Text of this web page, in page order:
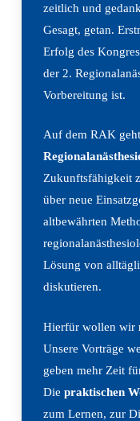
zeitlich und
Gesagt, getan.
Erfolg des
der 2.
Vorbereitung ist.
Auf dem RAK
Zukunftsfähigkeit
über neue
altbewährten
Lösung von
diskutieren.
Hierfür wollen wir
Unsere Vorträge
geben mehr Zeit
Die praktischen
zum Lernen, zur